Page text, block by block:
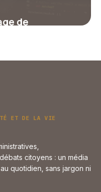
de
ET DE LA VIE
citoyens : un média
quotidien, sans jargon ni